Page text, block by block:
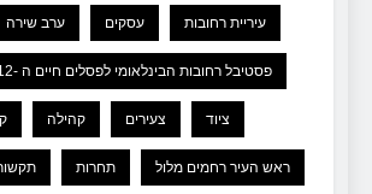
עיריית רחובות עסקים ערב שירה
פסטיבל רחובות הבינלאומי לפסלים חיים ה -12
ציוד צעירים קהילה
ראש העיר רחמים מלול תחרות